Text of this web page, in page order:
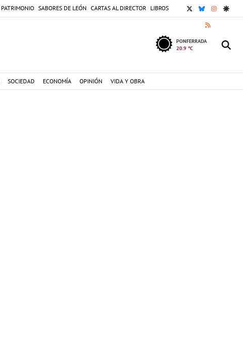
PATRIMONIO SABORES DE LEÓN CARTAS AL DIRECTOR LIBROS X BLUESKY
RSS
PONFERRADA
20.9 °C
SOCIEDAD ECONOMÍA OPINIÓN VIDA Y OBRA